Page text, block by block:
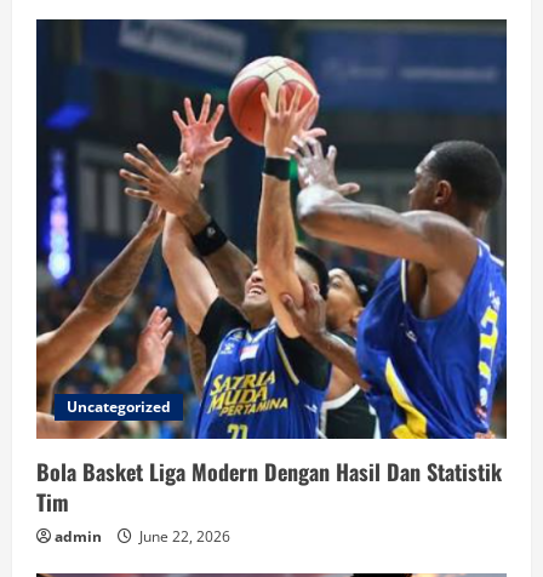
Uncategorized
Bola Basket Liga Modern Dengan Hasil Dan Statistik
Tim
admin June 22, 2026